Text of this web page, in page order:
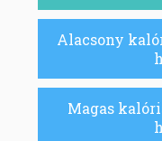
Alacsony
Magas